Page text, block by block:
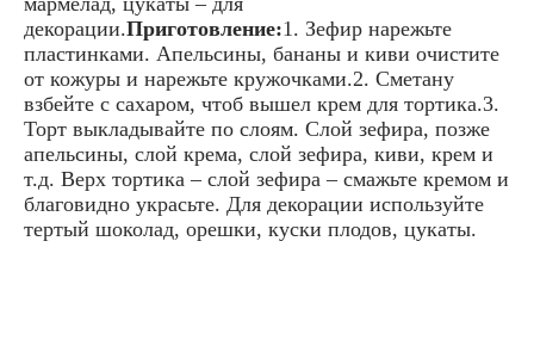
декорации.Приготовление:1. Зефир нарежьте
пластинками. Апельсины, бананы и киви очистите
от кожуры и нарежьте кружочками.2. Сметану
взбейте с сахаром, чтоб вышел крем для тортика.3.
Торт выкладывайте по слоям. Слой зефира, позже
апельсины, слой крема, слой зефира, киви, крем и
т.д. Верх тортика – слой зефира – смажьте кремом и
благовидно украсьте. Для декорации используйте
тертый шоколад, орешки, куски плодов, цукаты.